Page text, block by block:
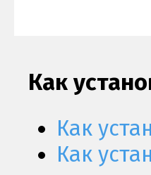
Как
Как
Как